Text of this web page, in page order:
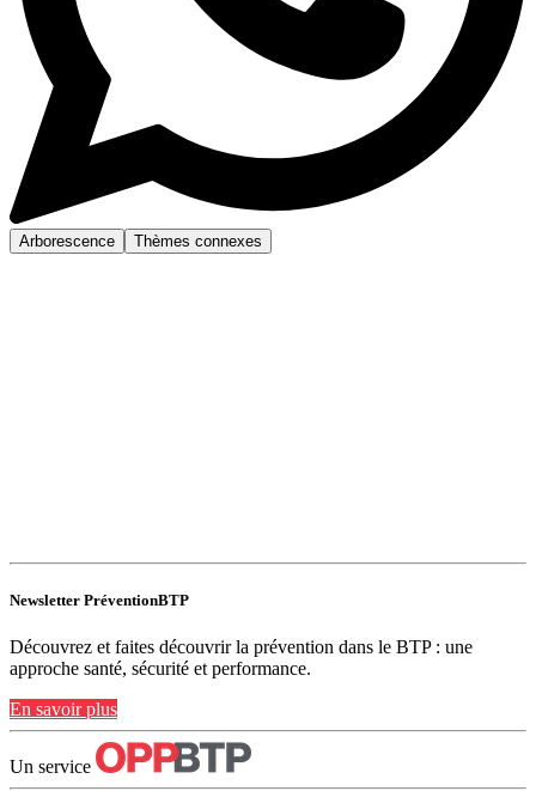
Arborescence Thèmes connexes
Newsletter PréventionBTP
Découvrez et faites découvrir la prévention dans le BTP : une
approche santé, sécurité et performance.
En savoir plus
Un service